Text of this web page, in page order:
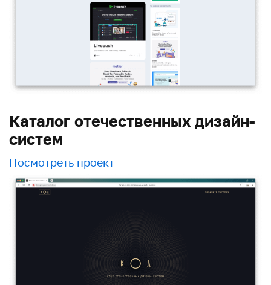
Каталог отечественных дизайн-
систем
Посмотреть проект